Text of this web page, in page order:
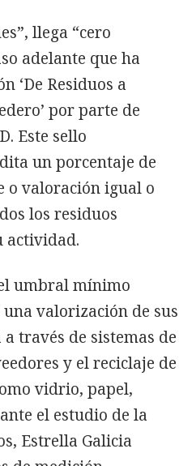
llega “cero
adelante que ha
‘De Residuos a
por parte de
Este sello
un porcentaje de
o valoración igual o
los residuos
actividad.
umbral mínimo
valorización de sus
través de sistemas de
y el reciclaje de
vidrio, papel,
el estudio de la
Estrella Galicia